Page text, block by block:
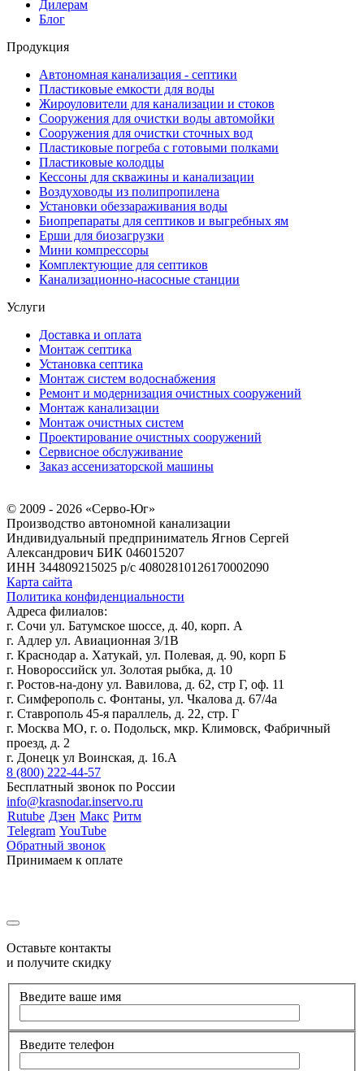
Дилерам
Блог
Продукция
Автономная канализация - септики
Пластиковые емкости для воды
Жироуловители для канализации и стоков
Сооружения для очистки воды автомойки
Сооружения для очистки сточных вод
Пластиковые погреба с готовыми полками
Пластиковые колодцы
Кессоны для скважины и канализации
Воздуховоды из полипропилена
Установки обеззараживания воды
Биопрепараты для септиков и выгребных ям
Ерши для биозагрузки
Мини компрессоры
Комплектующие для септиков
Канализационно-насосные станции
Услуги
Доставка и оплата
Монтаж септика
Установка септика
Монтаж систем водоснабжения
Ремонт и модернизация очистных сооружений
Монтаж канализации
Монтаж очистных систем
Проектирование очистных сооружений
Сервисное обслуживание
Заказ ассенизаторской машины
© 2009 - 2026 «Серво-Юг»
Производство автономной канализации
Индивидуальный предприниматель Ягнов Сергей
Александрович БИК 046015207
ИНН 344809215025 р/с 40802810126170002090
Карта сайта
Политика конфиденциальности
Адреса филиалов:
г. Сочи ул. Батумское шоссе, д. 40, корп. А
г. Адлер ул. Авиационная 3/1В
г. Краснодар а. Хатукай, ул. Полевая, д. 90, корп Б
г. Новороссийск ул. Золотая рыбка, д. 10
г. Ростов-на-дону ул. Вавилова, д. 62, стр Г, оф. 11
г. Симферополь с. Фонтаны, ул. Чкалова д. 67/4а
г. Ставрополь 45-я параллель, д. 22, стр. Г
г. Москва МО, г. о. Подольск, мкр. Климовск, Фабричный
проезд, д. 2
г. Донецк ул Воинская, д. 16.А
8 (800) 222-44-57
Бесплатный звонок по России
info@krasnodar.inservo.ru
Rutube Дзен Макс Ритм
Telegram YouTube
Обратный звонок
Принимаем к оплате
Оставьте контакты
и получите скидку
Введите ваше имя
Введите телефон